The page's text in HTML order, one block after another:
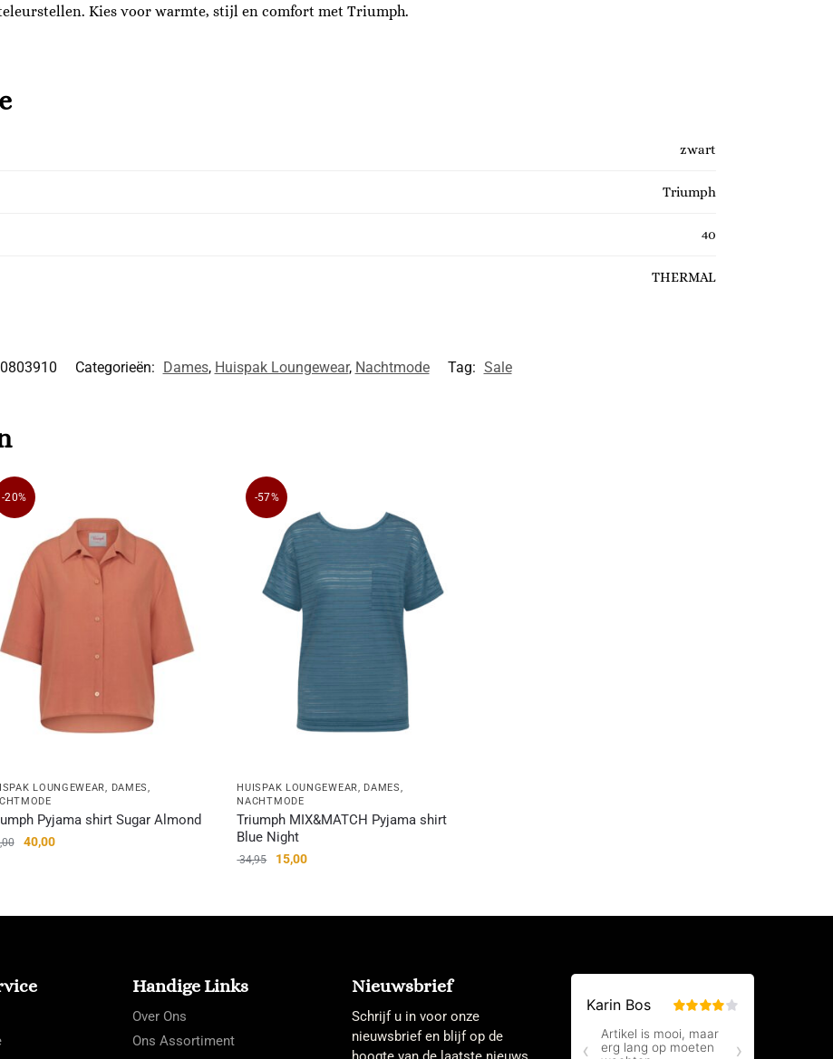
Kies voor warmte, stijl en comfort met Triumph.
zwart
Triumph
40
THERMAL
Categorieën: Dames, Huispak Loungewear, Nachtmode Tag: Sale
-20%
LOUNGEWEAR, DAMES,
Pyjama shirt Sugar Almond
40,00
-57%
HUISPAK LOUNGEWEAR, DAMES,
NACHTMODE
Triumph MIX&MATCH Pyjama shirt
Blue Night
34,95 15,00
Handige Links
Over Ons
Ons Assortiment
Nieuwsbrief
Schrijf u in voor onze
nieuwsbrief en blijf op de